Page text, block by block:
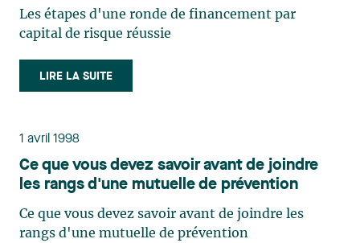
Les étapes d'une ronde de financement par
capital de risque réussie
LIRE LA SUITE
1 avril 1998
Ce que vous devez savoir avant de joindre
les rangs d'une mutuelle de prévention
Ce que vous devez savoir avant de joindre les
rangs d'une mutuelle de prévention